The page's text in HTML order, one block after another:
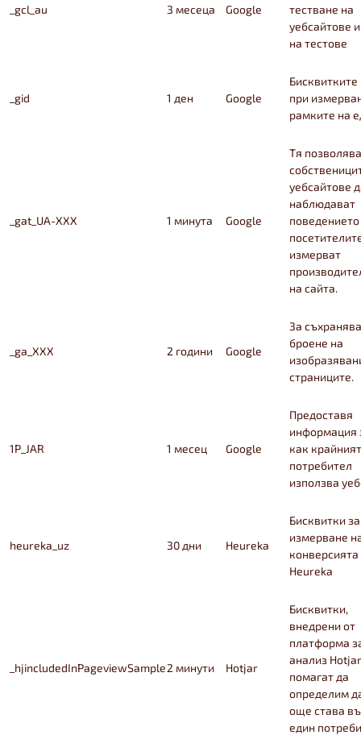
_gcl_au 3 месеца Google
тестване на
уебсайтове
на тестове
_gid 1 ден Google
при
рамките на
_gat_UA-XXX 1 минута Google
Тя
уебсайтове
наблюдават
измерват
на сайта.
_ga_XXX 2 години Google
За
броене на
страниците.
1P_JAR 1 месец Google
Предоставя
информация
как крайният
потребител
използва
heureka_uz 30 дни Heureka
Бисквитки за
измерване
конверсията
Heureka
_hjincludedInPageviewSample2 минути Hotjar
Бисквитки,
внедрени от
платформа
анализ
помагат да
определим
още става
един